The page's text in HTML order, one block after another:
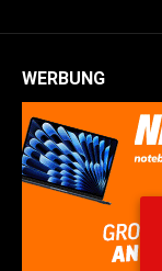
WERBUNG